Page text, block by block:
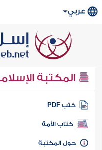
عربي
المكتبة
كتب PDF
كتاب الأمة